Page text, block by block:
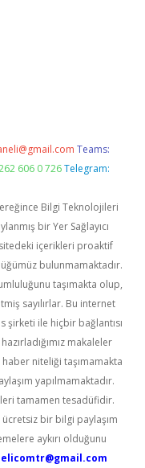
Teams:
606 0 726 Telegram:
Bilgi Teknolojileri
bir Yer Sağlayıcı
içerikleri proaktif
bulunmamaktadır.
taşımakta olup,
sayılırlar. Bu internet
şirketi ile hiçbir bağlantısı
makaleler
niteliği taşımamakta
yapılmamaktadır.
tamamen tesadüfidir.
bir bilgi paylaşım
aykırı olduğunu